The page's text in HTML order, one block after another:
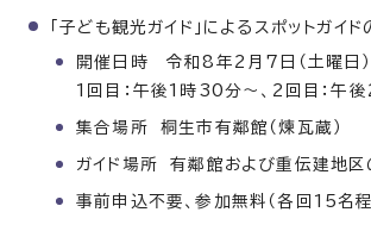
「子ども観光ガイド」によるスポットガイド
開催日時 令和8年2月7日（土曜日）
1回目：午後1時30分〜、2回目：午
集合場所 桐生市有鄰館（煉瓦蔵）
ガイド場所 有鄰館および重伝建地区
事前申込不要、参加無料（各回15名程